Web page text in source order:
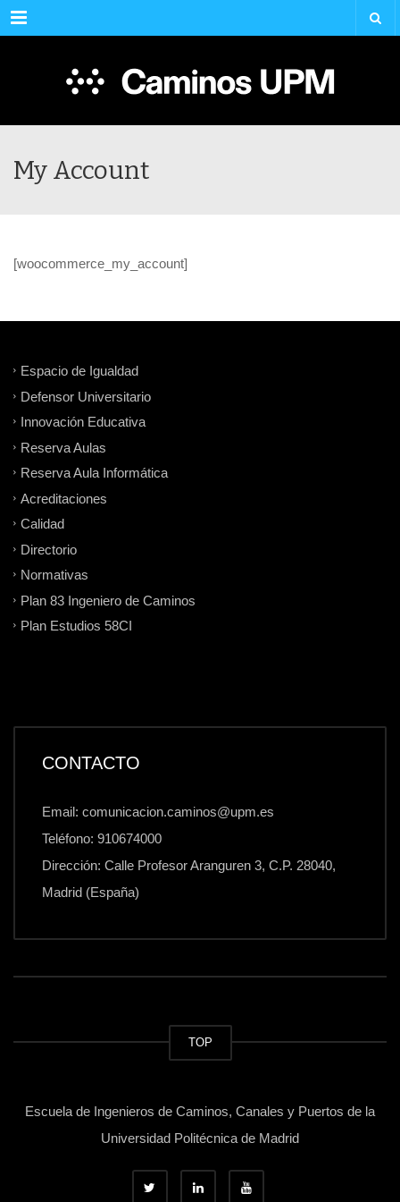
Menu
My Account
[woocommerce_my_account]
Espacio de Igualdad
Defensor Universitario
Innovación Educativa
Reserva Aulas
Reserva Aula Informática
Acreditaciones
Calidad
Directorio
Normativas
Plan 83 Ingeniero de Caminos
Plan Estudios 58CI
CONTACTO
Email: comunicacion.caminos@upm.es
Teléfono: 910674000
Dirección: Calle Profesor Aranguren 3, C.P. 28040,
Madrid (España)
TOP
Escuela de Ingenieros de Caminos, Canales y Puertos de la
Universidad Politécnica de Madrid